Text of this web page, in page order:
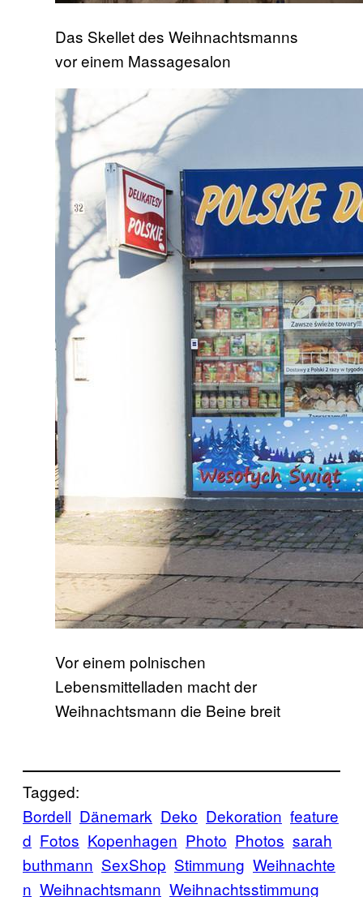
Das Skellet des Weihnachtsmanns
vor einem Massagesalon
Vor einem polnischen
Lebensmittelladen macht der
Weihnachtsmann die Beine breit
Tagged:
Bordell Dänemark Deko Dekoration feature
d Fotos Kopenhagen Photo Photos sarah
buthmann SexShop Stimmung Weihnachte
n Weihnachtsmann Weihnachtsstimmung